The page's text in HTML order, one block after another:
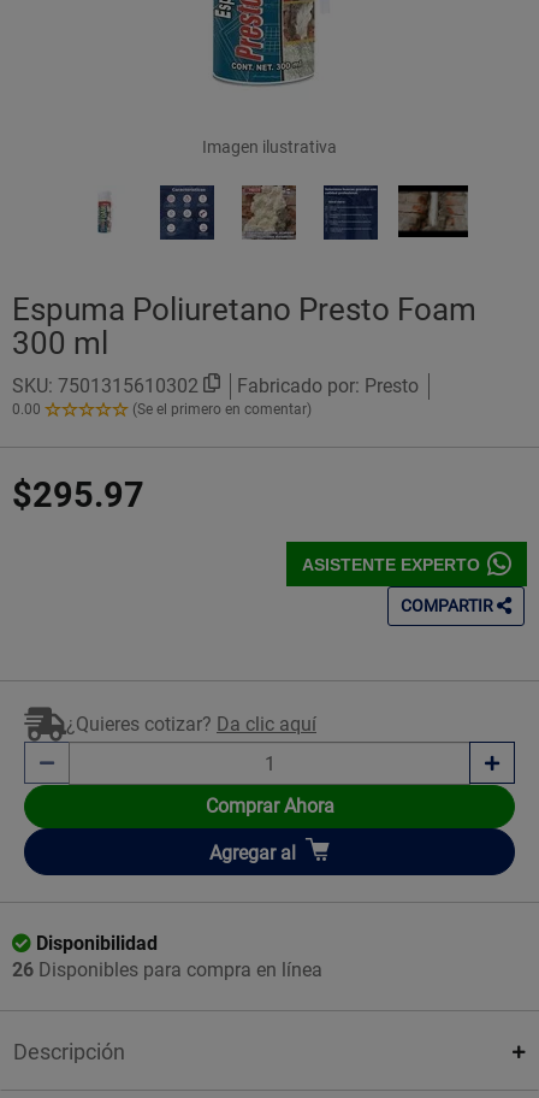
Imagen ilustrativa
Espuma Poliuretano Presto Foam
300 ml
SKU: 7501315610302 Fabricado por: Presto
0.00
0.00
Estrellas!
(Se el primero en comentar)
$295.97
ASISTENTE EXPERTO
COMPARTIR
¿Quieres cotizar? Da clic aquí
Comprar Ahora
Añadir
Agregar al
Disponibilidad
26 Disponibles para compra en línea
Descripción